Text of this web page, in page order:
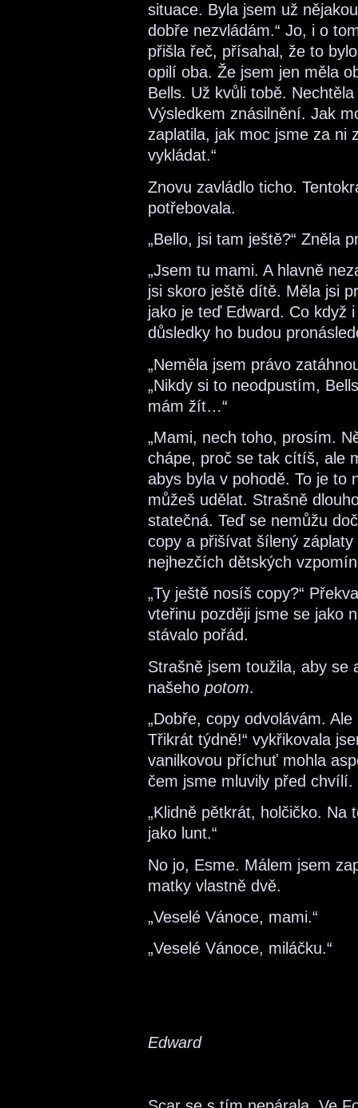
situace. Byla jsem už
dobře nezvládám.“ Jo, i o
přišla řeč, přísahal, že to
opilí oba. Že jsem jen měla
Bells. Už kvůli tobě.
Výsledkem znásilnění. Jak
zaplatila, jak moc jsme za ni
vykládat.“
Znovu zavládlo ticho.
potřebovala.
„Bello, jsi tam ještě?“ Zněla
„Jsem tu mami. A hlavně
jsi skoro ještě dítě. Měla jsi
jako je teď Edward. Co když
důsledky ho budou
„Neměla jsem právo
„Nikdy si to neodpustím,
mám žít…“
„Mami, nech toho, prosím.
chápe, proč se tak cítíš, ale
abys byla v pohodě. To je to
můžeš udělat. Strašně
statečná. Teď se nemůžu
copy a přišívat šílený
nejhezčích dětských
„Ty ještě nosíš copy?“
vteřinu později jsme se jako
stávalo pořád.
Strašně jsem toužila, aby se
našeho potom.
„Dobře, copy odvolávám.
Třikrát týdně!“ vykřikovala
vanilkovou příchuť mohla
čem jsme mluvily před chvílí.
„Klidně pětkrát, holčičko. Na
jako lunt.“
No jo, Esme. Málem jsem
matky vlastně dvě.
„Veselé Vánoce, mami.“
„Veselé Vánoce, miláčku.“
Edward